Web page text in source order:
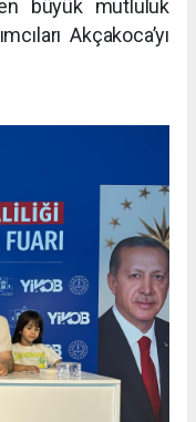
büyük mutluluk
Akçakoca’yı
etti.